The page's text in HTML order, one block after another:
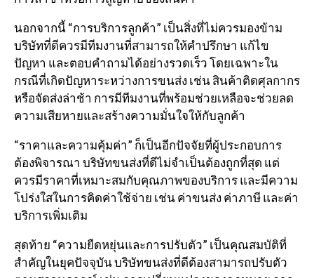
นอกจากนี้ “การบริการลูกค้า” เป็นสิ่งที่ไม่ควรมองข้าม
บริษัทที่ดีควรมีทีมงานที่สามารถให้คำปรึกษา แก้ไข
ปัญหา และตอบคำถามได้อย่างรวดเร็ว โดยเฉพาะใน
กรณีที่เกิดปัญหาระหว่างการขนส่ง เช่น สินค้าติดศุลกากร
หรือจัดส่งล่าช้า การมีทีมงานที่พร้อมช่วยเหลือจะช่วยลด
ความเสียหายและสร้างความมั่นใจให้กับลูกค้า
“ราคาและความคุ้มค่า” ก็เป็นอีกปัจจัยที่ผู้ประกอบการ
ต้องพิจารณา บริษัทขนส่งที่ดีไม่จำเป็นต้องถูกที่สุด แต่
ควรมีราคาที่เหมาะสมกับคุณภาพของบริการ และมีความ
โปร่งใสในการคิดค่าใช้จ่าย เช่น ค่าขนส่ง ค่าภาษี และค่า
บริการเพิ่มเติม
สุดท้าย “ความยืดหยุ่นและการปรับตัว” เป็นคุณสมบัติที่
สำคัญในยุคปัจจุบัน บริษัทขนส่งที่ดีต้องสามารถปรับตัว